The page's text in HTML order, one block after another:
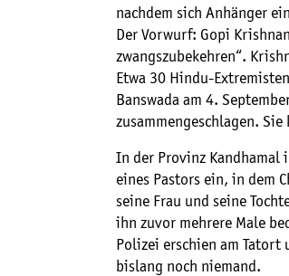
nachdem sich Anhänger
Der Vorwurf: Gopi
zwangszubekehren“.
Etwa 30 Hindu-
Banswada am 4.
zusammengeschlagen.
In der Provinz Kandhamal
eines Pastors ein, in dem
seine Frau und seine
ihn zuvor mehrere Male
Polizei erschien am Tatort
bislang noch niemand.